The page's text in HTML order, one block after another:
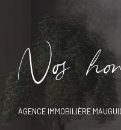
No h
AGENCE IMMOBILIÈRE